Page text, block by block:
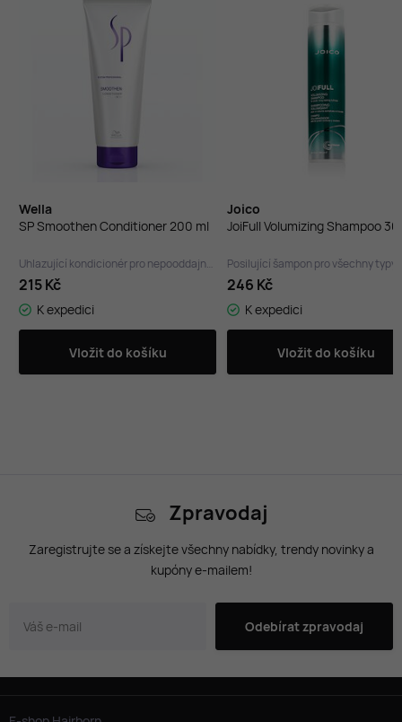
Wella
SP Smoothen Conditioner 200 ml
Uhlazující kondicionér pro nepooddajné a krepaté vlasy
215 Kč
K expedici
Vložit do košíku
Joico
JoiFull Volumizing Shampoo
Posilující šampon pro všechny typy
246 Kč
K expedici
Vložit do košíku
Zpravodaj
Zaregistrujte se a získejte všechny nabídky, trendy novinky a
kupóny e-mailem!
Odebírat zpravodaj